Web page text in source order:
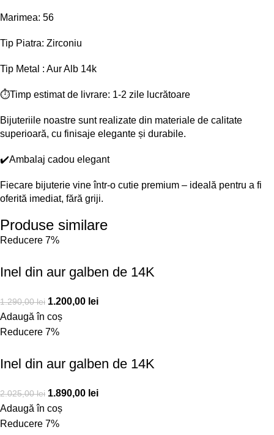
Marimea: 56
Tip Piatra: Zirconiu
Tip Metal : Aur Alb 14k
⏱️Timp estimat de livrare: 1-2 zile lucrătoare
Bijuteriile noastre sunt realizate din materiale de calitate
superioară, cu finisaje elegante și durabile.
✔️Ambalaj cadou elegant
Fiecare bijuterie vine într-o cutie premium – ideală pentru a fi
oferită imediat, fără griji.
Produse similare
Reducere 7%
Inel din aur galben de 14K
1.290,00lei 1.200,00 lei
Adaugă în coș
Reducere 7%
Inel din aur galben de 14K
2.025,00lei 1.890,00 lei
Adaugă în coș
Reducere 7%